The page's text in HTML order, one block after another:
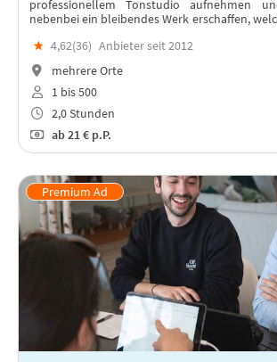
professionellem Tonstudio aufnehmen
nebenbei ein bleibendes Werk erschaffen,
★ 4,62(36) Anbieter seit 2012
mehrere Orte
1 bis 500
2,0 Stunden
ab21 € p.P.